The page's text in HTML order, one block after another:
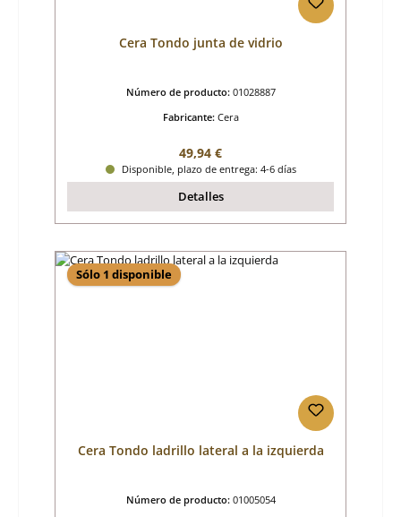
Cera Tondo junta de vidrio
Número de producto: 01028887
Fabricante: Cera
Precio normal:
49,94 €
Disponible, plazo de entrega: 4-6 días
Detalles
Sólo 1 disponible
Cera Tondo ladrillo lateral a la izquierda
Número de producto: 01005054